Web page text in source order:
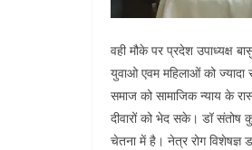
वही मौके पर प्रदेश उपाध्यक्ष
युवाओ एवम महिलाओं को ज्यादा
समाज को सामाजिक न्याय के
दीवारों को भेद सके। डॉ संतोष
चेतना में है। नेत्र रोग विशेषज्ञ